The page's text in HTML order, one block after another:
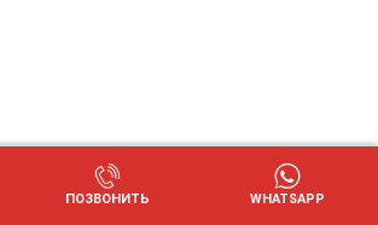
ПОЗВОНИТЬ WHATSAPP